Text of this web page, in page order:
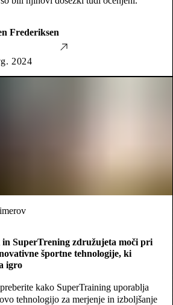
Frederiksen
2024
in SuperTrening združujeta moči pri
športne tehnologije, ki
igro
kako SuperTraining uporablja
tehnologijo za merjenje in izboljšanje